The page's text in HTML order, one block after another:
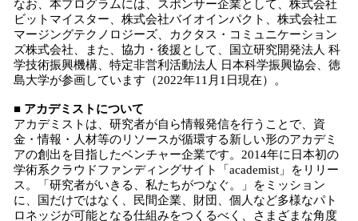
なお、本プログラムには、スポンサー企業として、株式会社
ビットマイスター、株式会社バイオインパクト、株式会社エ
マージングテクノロジーズ、カクタス・コミュニケーション
ズ株式会社、また、協力・後援として、国立研究開発法人 科
学技術振興機構、特定非営利活動法人 日本科学振興協会、徳
島大学が参画しています（2022年11月1日現在）。
■ アカデミストについて
アカデミストは、研究者が自ら情報発信を行うことで、資
金・情報・人材等のリソースが循環する新しい形のアカデミ
アの創出を目指したベンチャー企業です。2014年に日本初の
学術系クラウドファンディングサイト「academist」をリリー
ス。「研究者がいきる、私たちがつなぐ。」をミッション
に、国だけではなく、民間企業、財団、個人など多様なパト
ロネッジが可能となる仕組みをつくるべく、さまざまな角度